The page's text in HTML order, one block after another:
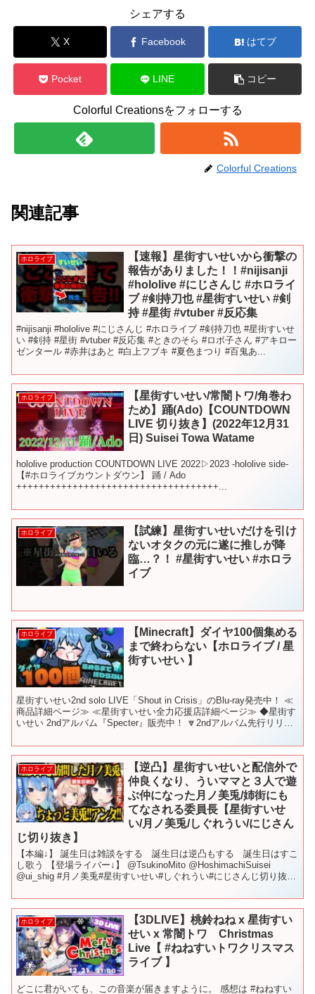
シェアする
X Facebook はてブ
Pocket LINE コピー
Colorful Creationsをフォローする
Colorful Creations
関連記事
ホロライブ
【速報】星街すいせいから衝撃の
報告がありました！！#nijisanji
#hololive #にじさんじ #ホロライ
ブ #剣持刀也 #星街すいせい #剣
持 #星街 #vtuber #反応集
#nijisanji #hololive #にじさんじ #ホロライブ #剣持刀也 #星街すいせ
い #剣持 #星街 #vtuber #反応集 #ときのそら #ロボ子さん #アキロー
ゼンタール #赤井はあと #白上フブキ #夏色まつり #百鬼あ...
ホロライブ
【星街すいせい/常闇トワ/角巻わ
ため】踊(Ado)【COUNTDOWN
LIVE 切り抜き】(2022年12月31
日) Suisei Towa Watame
hololive production COUNTDOWN LIVE 2022▷2023 -hololive side-
【#ホロライブカウントダウン】 踊 / Ado
++++++++++++++++++++++++++++++++++++...
ホロライブ
【試練】星街すいせいだけを引け
ないオタクの元に遂に推しが降
臨…？！ #星街すいせい #ホロラ
イブ
ホロライブ
【Minecraft】ダイヤ100個集める
まで終わらない【ホロライブ / 星
街すいせい 】
星街すいせい2nd solo LIVE「Shout in Crisis」のBlu-ray発売中！ ≪
商品詳細ページ≫ ≪星街すいせい全力応援店詳細ページ≫ ◆星街す
いせい 2ndアルバム『Specter』販売中！ 🔽2ndアルバム先行リリ
ホロライブ
【逆凸】星街すいせいと配信外で
仲良くなり、ういママと３人で遊
ぶ仲になった月ノ美兎/姉街にも
てなされる委員長【星街すいせ
い/月ノ美兎/しぐれうい/にじさん
じ切り抜き】
【本編↓】 誕生日は雑談をする 誕生日は逆凸もする 誕生日はすこ
し歌う 【登場ライバー↓】 @TsukinoMito @HoshimachiSuisei
@ui_shig #月ノ美兎#星街すいせい#しぐれうい#にじさんじ切り抜き
ホロライブ
【3DLIVE】桃鈴ねね x 星街すい
せい x 常闇トワ Christmas
Live【 #ねねすいトワクリスマス
ライブ 】
どこに君がいても、この音楽が届きますように。 感想は #ねねすい